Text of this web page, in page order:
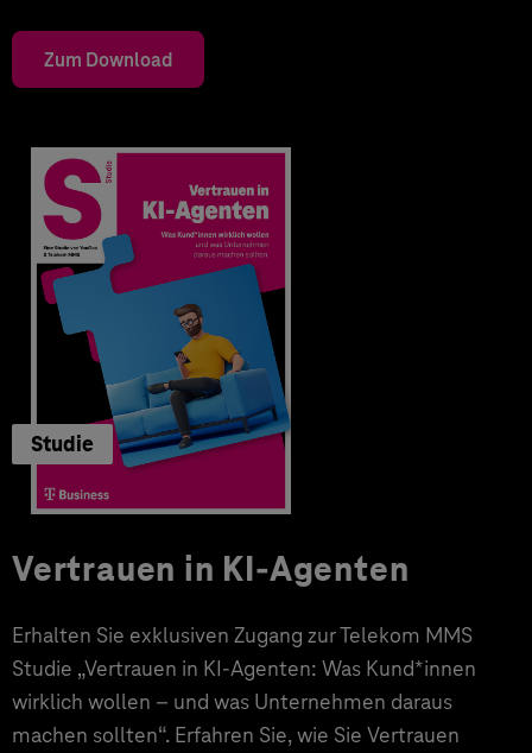
Zum Download
Studie
Vertrauen in KI-Agenten
Erhalten Sie exklusiven Zugang zur Telekom MMS
Studie „Vertrauen in KI-Agenten: Was Kund*innen
wirklich wollen – und was Unternehmen daraus
machen sollten“. Erfahren Sie, wie Sie Vertrauen